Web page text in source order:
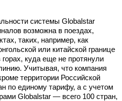
системы Globalstar
возможна в поездах,
таких, например, как
или китайской границе
куда еще не протянули
Учитывая, что компания
территории Российской
по единому тарифу, а с учетом
Globalstar — всего 100 стран,